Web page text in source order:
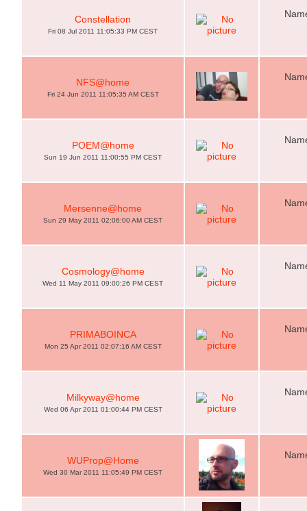
Constellation
Fri 08 Jul 2011 11:05:33 PM CEST
NFS@home
Fri 24 Jun 2011 11:05:35 AM CEST
POEM@home
Sun 19 Jun 2011 11:00:55 PM CEST
Mersenne@home
Sun 29 May 2011 02:06:00 AM CEST
Cosmology@home
Wed 11 May 2011 09:00:26 PM CEST
PRIMABOINCA
Mon 25 Apr 2011 02:07:16 AM CEST
Milkyway@home
Wed 06 Apr 2011 01:00:44 PM CEST
WUProp@Home
Wed 30 Mar 2011 11:05:49 PM CEST